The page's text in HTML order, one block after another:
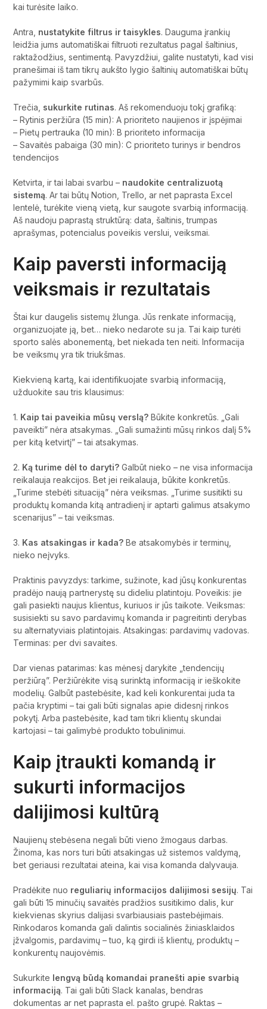
kai turėsite laiko.
Antra, nustatykite filtrus ir taisykles. Dauguma įrankių
leidžia jums automatiškai filtruoti rezultatus pagal šaltinius,
raktažodžius, sentimentą. Pavyzdžiui, galite nustatyti, kad visi
pranešimai iš tam tikrų aukšto lygio šaltinių automatiškai būtų
pažymimi kaip svarbūs.
Trečia, sukurkite rutinas. Aš rekomenduoju tokį grafiką:
– Rytinis peržiūra (15 min): A prioriteto naujienos ir įspėjimai
– Pietų pertrauka (10 min): B prioriteto informacija
– Savaitės pabaiga (30 min): C prioriteto turinys ir bendros
tendencijos
Ketvirta, ir tai labai svarbu – naudokite centralizuotą
sistemą. Ar tai būtų Notion, Trello, ar net paprasta Excel
lentelė, turėkite vieną vietą, kur saugote svarbią informaciją.
Aš naudoju paprastą struktūrą: data, šaltinis, trumpas
aprašymas, potencialus poveikis verslui, veiksmai.
Kaip paversti informaciją
veiksmais ir rezultatais
Štai kur daugelis sistemų žlunga. Jūs renkate informaciją,
organizuojate ją, bet… nieko nedarote su ja. Tai kaip turėti
sporto salės abonementą, bet niekada ten neiti. Informacija
be veiksmų yra tik triukšmas.
Kiekvieną kartą, kai identifikuojate svarbią informaciją,
užduokite sau tris klausimus:
1. Kaip tai paveikia mūsų verslą? Būkite konkretūs. „Gali
paveikti” nėra atsakymas. „Gali sumažinti mūsų rinkos dalį 5%
per kitą ketvirtį” – tai atsakymas.
2. Ką turime dėl to daryti? Galbūt nieko – ne visa informacija
reikalauja reakcijos. Bet jei reikalauja, būkite konkretūs.
„Turime stebėti situaciją” nėra veiksmas. „Turime susitikti su
produktų komanda kitą antradienį ir aptarti galimus atsakymo
scenarijus” – tai veiksmas.
3. Kas atsakingas ir kada? Be atsakomybės ir terminų,
nieko neįvyks.
Praktinis pavyzdys: tarkime, sužinote, kad jūsų konkurentas
pradėjo naują partnerystę su dideliu platintoju. Poveikis: jie
gali pasiekti naujus klientus, kuriuos ir jūs taikote. Veiksmas:
susisiekti su savo pardavimų komanda ir pagreitinti derybas
su alternatyviais platintojais. Atsakingas: pardavimų vadovas.
Terminas: per dvi savaites.
Dar vienas patarimas: kas mėnesį darykite „tendencijų
peržiūrą”. Peržiūrėkite visą surinktą informaciją ir ieškokite
modelių. Galbūt pastebėsite, kad keli konkurentai juda ta
pačia kryptimi – tai gali būti signalas apie didesnį rinkos
pokytį. Arba pastebėsite, kad tam tikri klientų skundai
kartojasi – tai galimybė produkto tobulinimui.
Kaip įtraukti komandą ir
sukurti informacijos
dalijimosi kultūrą
Naujienų stebėsena negali būti vieno žmogaus darbas.
Žinoma, kas nors turi būti atsakingas už sistemos valdymą,
bet geriausi rezultatai ateina, kai visa komanda dalyvauja.
Pradėkite nuo reguliarių informacijos dalijimosi sesijų. Tai
gali būti 15 minučių savaitės pradžios susitikimo dalis, kur
kiekvienas skyrius dalijasi svarbiausiais pastebėjimais.
Rinkodaros komanda gali dalintis socialinės žiniasklaidos
įžvalgomis, pardavimų – tuo, ką girdi iš klientų, produktų –
konkurentų naujovėmis.
Sukurkite lengvą būdą komandai pranešti apie svarbią
informaciją. Tai gali būti Slack kanalas, bendras
dokumentas ar net paprasta el. pašto grupė. Raktas –